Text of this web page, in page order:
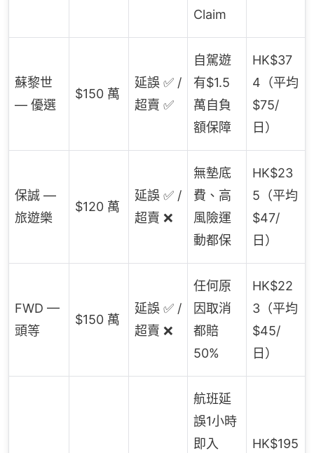
Claim
蘇黎世
— 優選
$150 萬
延誤 ✅ /
超賣 ✅
自駕遊
有$1.5
萬自負
額保障
HK$37
4（平均
$75/
日）
保誠 —
旅遊樂
$120 萬
延誤 ✅ /
超賣 ❌
無墊底
費、高
風險運
動都保
HK$23
5（平均
$47/
日）
FWD —
頭等
$150 萬
延誤 ✅ /
超賣 ❌
任何原
因取消
都賠
50%
HK$22
3（平均
$45/
日）
航班延
誤1小時
即入
HK$195